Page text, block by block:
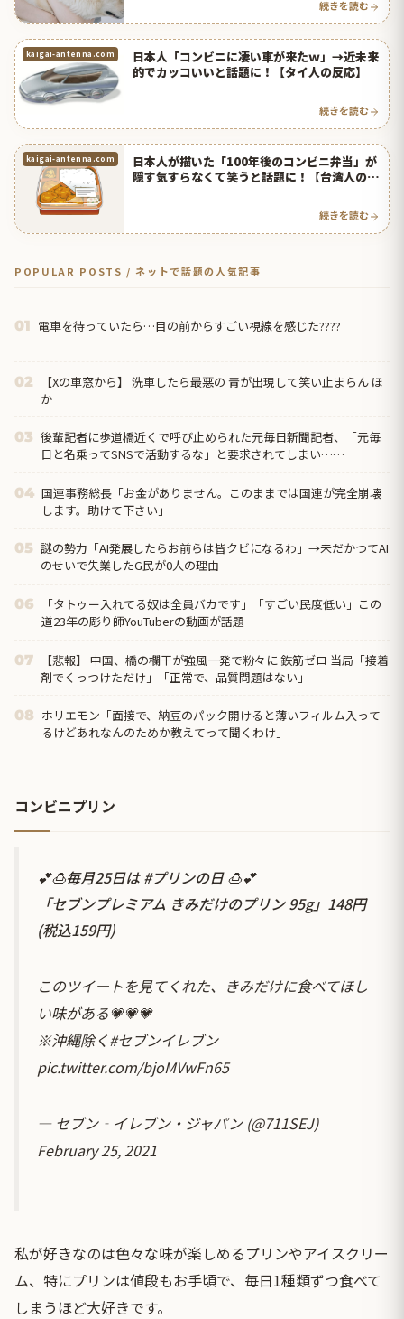
続きを読む
kaigai-antenna.com
日本人「コンビニに凄い車が来たｗ」→近未来
的でカッコいいと話題に！【タイ人の反応】
続きを読む
kaigai-antenna.com
日本人が描いた「100年後のコンビニ弁当」が
隠す気すらなくて笑うと話題に！【台湾人の反
続きを読む
POPULAR POSTS / ネットで話題の人気記事
01 電車を待っていたら…目の前からすごい視線を感じた????
02
【Xの車窓から】 洗車したら最悪の 青が出現して笑い止まらん ほ
か
03 後輩記者に歩道橋近くで呼び止められた元毎日新聞記者、「元毎
日と名乗ってSNSで活動するな」と要求されてしまい……
04 国連事務総長「お金がありません。このままでは国連が完全崩壊
します。助けて下さい」
05 謎の勢力「AI発展したらお前らは皆クビになるわ」→未だかつてAI
のせいで失業したG民が0人の理由
06
「タトゥー入れてる奴は全員バカです」「すごい民度低い」この
道23年の彫り師YouTuberの動画が話題
07
【悲報】 中国、橋の欄干が強風一発で粉々に 鉄筋ゼロ 当局「接着
剤でくっつけただけ」「正常で、品質問題はない」
08 ホリエモン「面接で、納豆のパック開けると薄いフィルム入って
るけどあれなんのためか教えてって聞くわけ」
コンビニプリン
💕🍮毎月25日は#プリンの日🍮💕
「セブンプレミアム きみだけのプリン 95g」148円
(税込159円)
このツイートを見てくれた、きみだけに食べてほし
い味がある💗💗💗
※沖縄除く#セブンイレブン
pic.twitter.com/bjoMVwFn65
— セブン‐イレブン・ジャパン (@711SEJ)
February 25, 2021
私が好きなのは色々な味が楽しめるプリンやアイスクリー
ム、特にプリンは値段もお手頃で、毎日1種類ずつ食べて
しまうほど大好きです。